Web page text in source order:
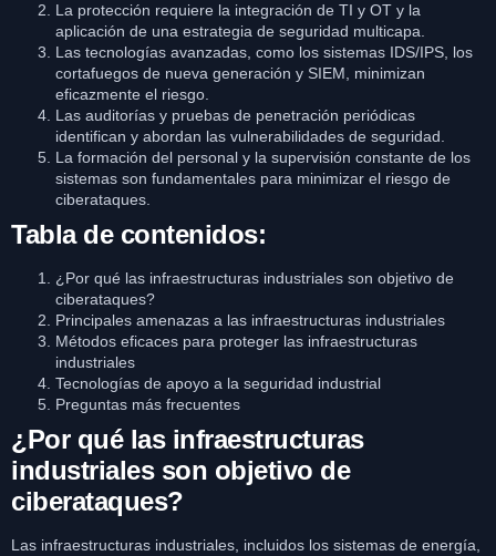
La protección requiere la integración de TI y OT y la
aplicación de una estrategia de seguridad multicapa.
Las tecnologías avanzadas, como los sistemas IDS/IPS, los
cortafuegos de nueva generación y SIEM, minimizan
eficazmente el riesgo.
Las auditorías y pruebas de penetración periódicas
identifican y abordan las vulnerabilidades de seguridad.
La formación del personal y la supervisión constante de los
sistemas son fundamentales para minimizar el riesgo de
ciberataques.
Tabla de contenidos:
¿Por qué las infraestructuras industriales son objetivo de
ciberataques?
Principales amenazas a las infraestructuras industriales
Métodos eficaces para proteger las infraestructuras
industriales
Tecnologías de apoyo a la seguridad industrial
Preguntas más frecuentes
¿Por qué las infraestructuras
industriales son objetivo de
ciberataques?
Las infraestructuras industriales, incluidos los sistemas de energía,